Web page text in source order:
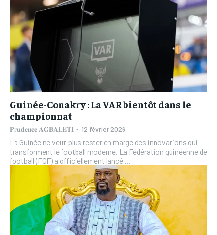
Guinée-Conakry : La VAR bientôt dans le
championnat
𝐏𝐫𝐮𝐝𝐞𝐧𝐜𝐞 𝐀𝐆𝐁𝐀𝐋𝐄𝐓𝐈 - 12 février 2026
La Guinée ne veut plus rester en marge des innovations qui
transforment le football moderne. La Fédération guinéenne de
football (FGF) a officiellement lancé,...